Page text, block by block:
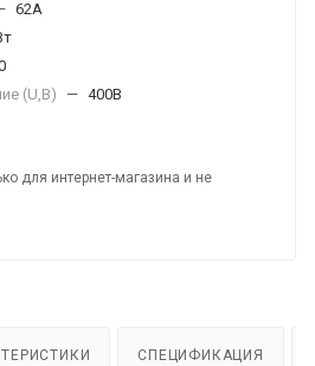
62А
(U,B)
— 400В
для интернет-магазина и не
СПЕЦИФИКАЦИЯ